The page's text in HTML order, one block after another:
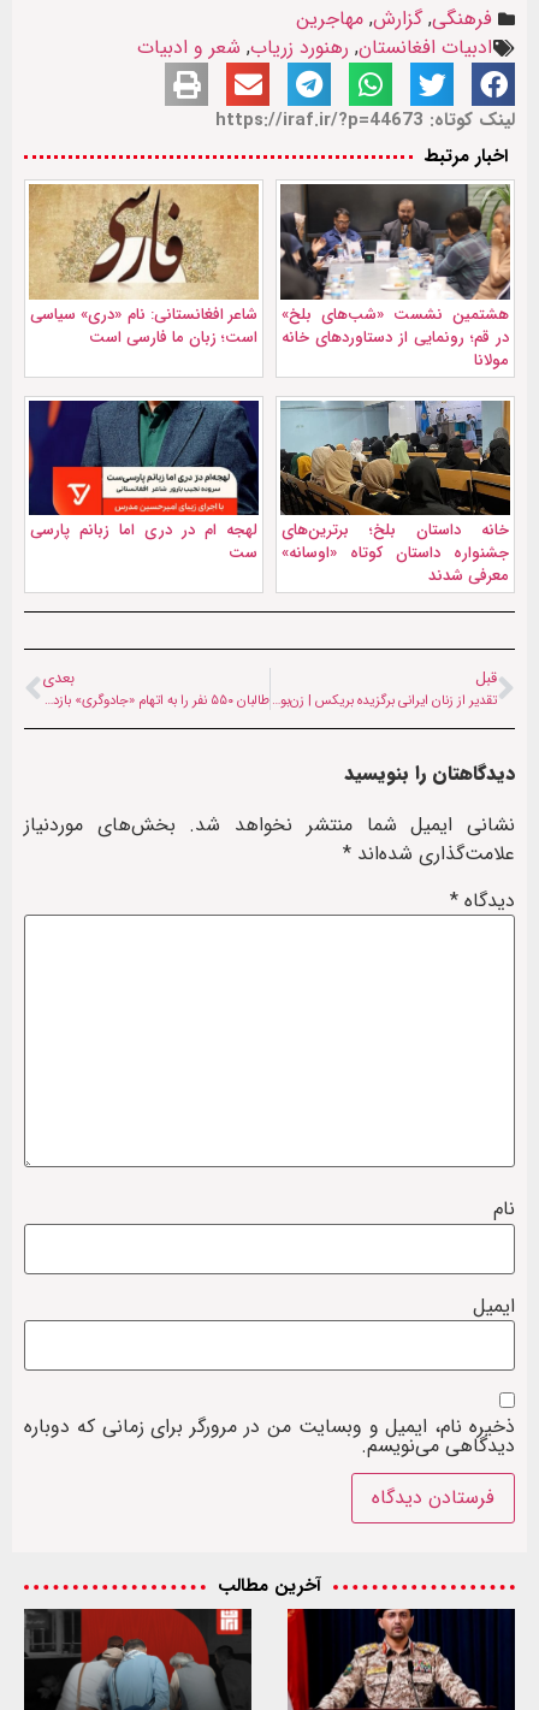
فرهنگی,گزارش, مهاجرین
ادبیات افغانستان, رهنورد زریاب, شعر و ادبیات
لینک کوتاه: https://iraf.ir/?p=44673
اخبار مرتبط
هشتمین نشست «شب‌های بلخ»
در قم؛ رونمایی از دستاوردهای خانه
مولانا
شاعر افغانستانی: نام «دری» سیاسی
است؛ زبان ما فارسی است
خانه داستان بلخ؛ برترین‌های
جشنواره داستان کوتاه «اوسانه»
معرفی شدند
لهجه ام در دری اما زبانم پارسی
ست
قبل
تقدیر از زنان ایرانی برگزیده بریکس | زن‌بودن یک نقش نیست، یک قدرت است
بعدی
طالبان ۵۵۰ نفر را به اتهام «جادوگری» بازداشت کرده‌اند
دیدگاهتان را بنویسید
نشانی ایمیل شما منتشر نخواهد شد. بخش‌های موردنیاز
علامت‌گذاری شده‌اند *
دیدگاه *
نام
ایمیل
ذخیره نام، ایمیل و وبسایت من در مرورگر برای زمانی که دوباره
دیدگاهی می‌نویسم.
آخرین مطالب